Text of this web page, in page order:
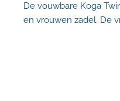
De vouwbare Koga
en vrouwen zadel. De